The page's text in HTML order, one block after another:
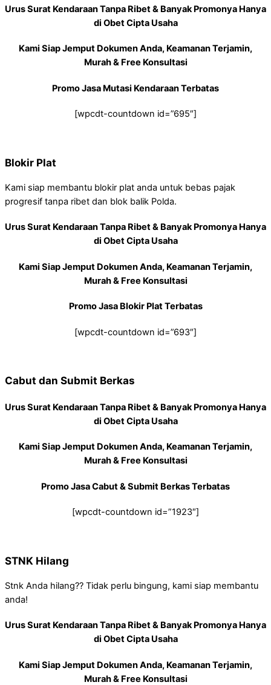
Urus Surat Kendaraan Tanpa Ribet & Banyak Promonya Hanya
di Obet Cipta Usaha
Kami Siap Jemput Dokumen Anda, Keamanan Terjamin,
Murah & Free Konsultasi
Promo Jasa Mutasi Kendaraan Terbatas
[wpcdt-countdown id=”695″]
Blokir Plat
Kami siap membantu blokir plat anda untuk bebas pajak
progresif tanpa ribet dan blok balik Polda.
Urus Surat Kendaraan Tanpa Ribet & Banyak Promonya Hanya
di Obet Cipta Usaha
Kami Siap Jemput Dokumen Anda, Keamanan Terjamin,
Murah & Free Konsultasi
Promo Jasa Blokir Plat Terbatas
[wpcdt-countdown id=”693″]
Cabut dan Submit Berkas
Urus Surat Kendaraan Tanpa Ribet & Banyak Promonya Hanya
di Obet Cipta Usaha
Kami Siap Jemput Dokumen Anda, Keamanan Terjamin,
Murah & Free Konsultasi
Promo Jasa Cabut & Submit Berkas Terbatas
[wpcdt-countdown id=”1923″]
STNK Hilang
Stnk Anda hilang?? Tidak perlu bingung, kami siap membantu
anda!
Urus Surat Kendaraan Tanpa Ribet & Banyak Promonya Hanya
di Obet Cipta Usaha
Kami Siap Jemput Dokumen Anda, Keamanan Terjamin,
Murah & Free Konsultasi